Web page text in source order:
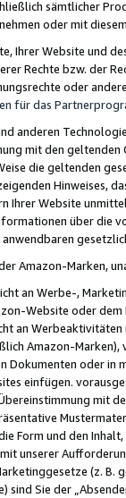
sämtlicher
oder mit
Ihrer Website und
Rechte bzw. der
oder
für das
anderen
mit den
die geltenden
Hinweises,
Ihrer Website
über die
Amazon-Marken,
an Werbe-,
Website oder
an
Amazon-
Dokumenten oder in
einfügen.
mit
Form und den
unserer
(z. B.
Sie der